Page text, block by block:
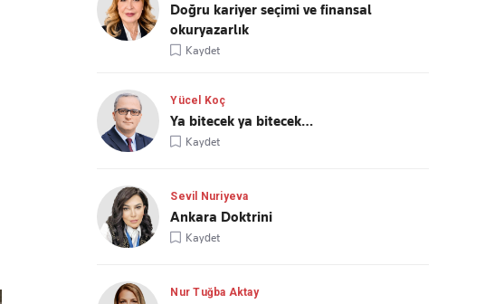
Doğru kariyer seçimi ve finansal
okuryazarlık
Kaydet
Yücel Koç
Ya bitecek ya bitecek…
Kaydet
Sevil Nuriyeva
Ankara Doktrini
Kaydet
Nur Tuğba Aktay